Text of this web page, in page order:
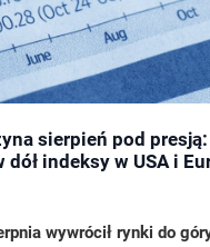
sierpień pod presją:
indeksy w USA i
wywrócił rynki do